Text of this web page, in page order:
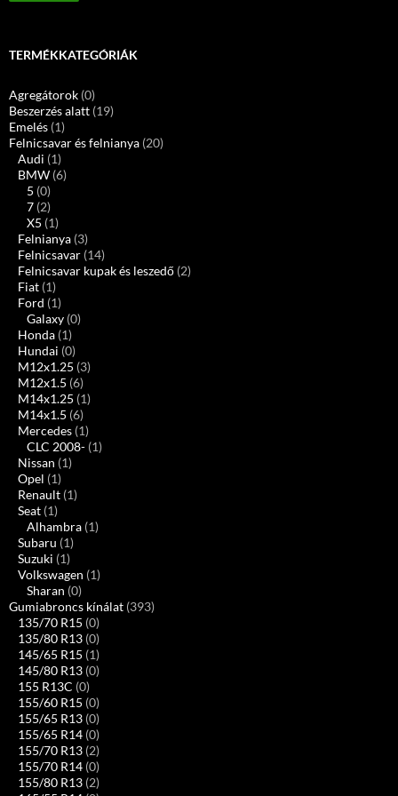
TERMÉKKATEGÓRIÁK
Agregátorok (0)
Beszerzés alatt (19)
Emelés (1)
Felnicsavar és felnianya (20)
Audi (1)
BMW (6)
5 (0)
7 (2)
X5 (1)
Felnianya (3)
Felnicsavar (14)
Felnicsavar kupak és leszedő (2)
Fiat (1)
Ford (1)
Galaxy (0)
Honda (1)
Hundai (0)
M12x1.25 (3)
M12x1.5 (6)
M14x1.25 (1)
M14x1.5 (6)
Mercedes (1)
CLC 2008- (1)
Nissan (1)
Opel (1)
Renault (1)
Seat (1)
Alhambra (1)
Subaru (1)
Suzuki (1)
Volkswagen (1)
Sharan (0)
Gumiabroncs kínálat (393)
135/70 R15 (0)
135/80 R13 (0)
145/65 R15 (1)
145/80 R13 (0)
155 R13C (0)
155/60 R15 (0)
155/65 R13 (0)
155/65 R14 (0)
155/70 R13 (2)
155/70 R14 (0)
155/80 R13 (2)